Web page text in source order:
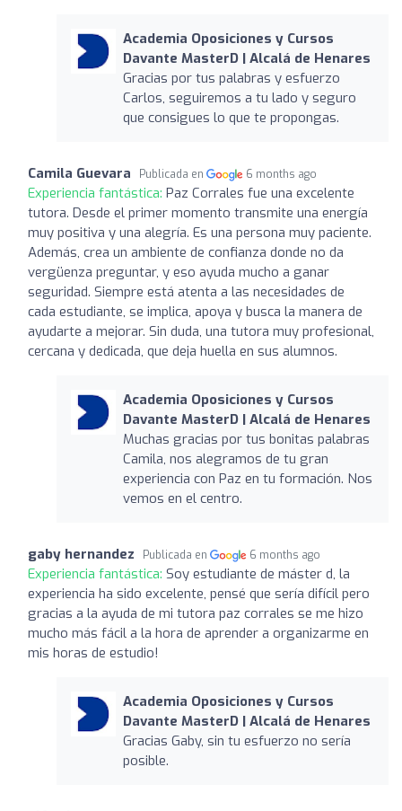
Academia Oposiciones y Cursos
Davante MasterD | Alcalá de Henares
Gracias por tus palabras y esfuerzo
Carlos, seguiremos a tu lado y seguro
que consigues lo que te propongas.
Camila Guevara Publicada en 6 months ago
Experiencia fantástica: Paz Corrales fue una excelente
tutora. Desde el primer momento transmite una energía
muy positiva y una alegría. Es una persona muy paciente.
Además, crea un ambiente de confianza donde no da
vergüenza preguntar, y eso ayuda mucho a ganar
seguridad. Siempre está atenta a las necesidades de
cada estudiante, se implica, apoya y busca la manera de
ayudarte a mejorar. Sin duda, una tutora muy profesional,
cercana y dedicada, que deja huella en sus alumnos.
Academia Oposiciones y Cursos
Davante MasterD | Alcalá de Henares
Muchas gracias por tus bonitas palabras
Camila, nos alegramos de tu gran
experiencia con Paz en tu formación. Nos
vemos en el centro.
gaby hernandez Publicada en 6 months ago
Experiencia fantástica: Soy estudiante de máster d, la
experiencia ha sido excelente, pensé que sería difícil pero
gracias a la ayuda de mi tutora paz corrales se me hizo
mucho más fácil a la hora de aprender a organizarme en
mis horas de estudio!
Academia Oposiciones y Cursos
Davante MasterD | Alcalá de Henares
Gracias Gaby, sin tu esfuerzo no sería
posible.